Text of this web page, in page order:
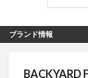
ブランド情報
BACKYARD